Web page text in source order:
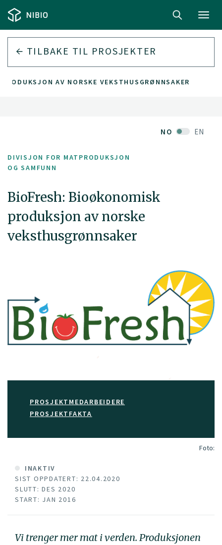
TILBAKE TIL PROSJEKTER
AV NORSKE VEKSTHUSGRØNNSAKER
NO EN
DIVISJON FOR MATPRODUKSJON
OG SAMFUNN
BioFresh: Bioøkonomisk
produksjon av norske
veksthusgrønnsaker
PROSJEKTMEDARBEIDERE
PROSJEKTFAKTA
Foto:
INAKTIV
SIST OPPDATERT: 22.04.2020
SLUTT: DES 2020
START: JAN 2016
Vi trenger mer mat i verden. Produksjonen